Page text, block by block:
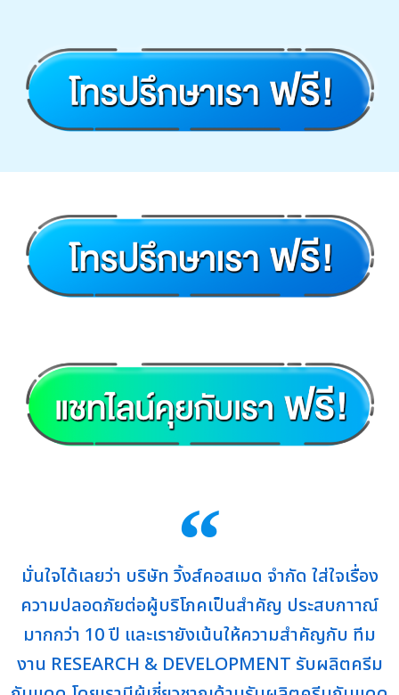
มั่นใจได้เลยว่า บริษัท วิ้งส์คอสเมด จำกัด ใส่ใจเรื่อง
ความปลอดภัยต่อผู้บริโภคเป็นสำคัญ ประสบกาาณ์
มากกว่า 10 ปี และเรายังเน้นให้ความสำคัญกับ ทีม
งาน RESEARCH & DEVELOPMENT รับผลิตครีม